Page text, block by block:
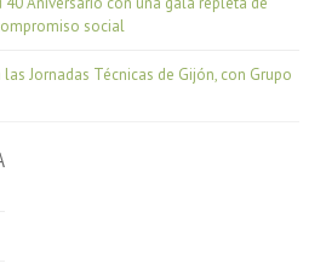
social
Jornadas Técnicas de Gijón, con Grupo